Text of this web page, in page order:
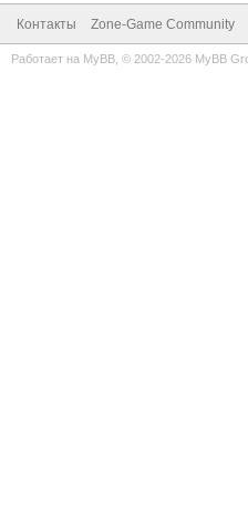
Контакты Zone-Game Community
Работает на MyBB , © 2002-2026 MyBB